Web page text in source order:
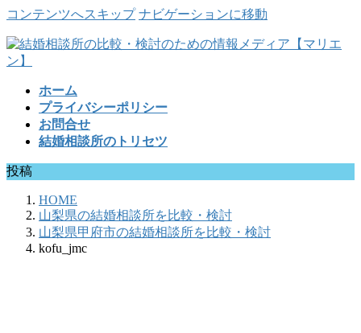
コンテンツへスキップ ナビゲーションに移動
ホーム
プライバシーポリシー
お問合せ
結婚相談所のトリセツ
投稿
HOME
山梨県の結婚相談所を比較・検討
山梨県甲府市の結婚相談所を比較・検討
kofu_jmc